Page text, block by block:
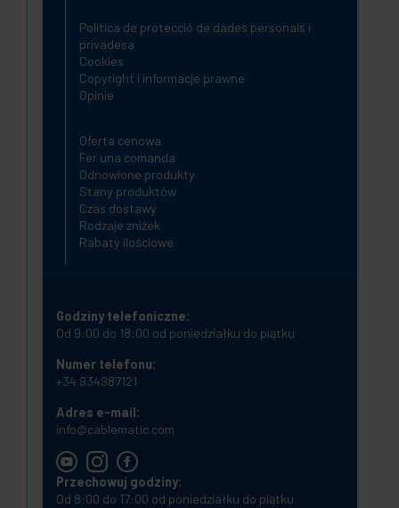
Política de protecció de dades personals i
privadesa
Cookies
Copyright i informacje prawne
Opinie
Oferta cenowa
Fer una comanda
Odnowione produkty
Stany produktów
Czas dostawy
Rodzaje zniżek
Rabaty ilościowe
Godziny telefoniczne:
Od 9:00 do 18:00 od poniedziałku do piątku
Numer telefonu:
+34 934987121
Adres e-mail:
info@cablematic.com
Przechowuj godziny:
Od 8:00 do 17:00 od poniedziałku do piątku